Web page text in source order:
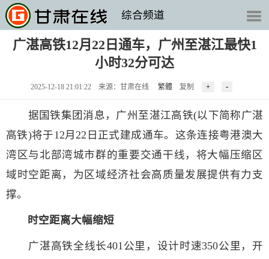
综合频道
广湛高铁12月22日通车，广州至湛江最快1
小时32分可达
2025-12-18 21:01:22 来源：甘肃在线 繁體 复制
据国铁集团消息，广州至湛江高铁(以下简称广湛
高铁)将于12月22日正式建成通车。这条连接粤港澳大
湾区与北部湾城市群的重要交通干线，将大幅压缩区
域时空距离，为区域经济社会高质量发展提供有力支
撑。
时空距离大幅缩短
广湛高铁全线长401公里，设计时速350公里，开